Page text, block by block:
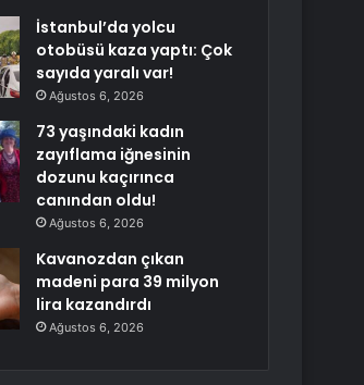
İstanbul’da yolcu
otobüsü kaza yaptı: Çok
sayıda yaralı var!
Ağustos 6, 2026
73 yaşındaki kadın
zayıflama iğnesinin
dozunu kaçırınca
canından oldu!
Ağustos 6, 2026
Kavanozdan çıkan
madeni para 39 milyon
lira kazandırdı
Ağustos 6, 2026